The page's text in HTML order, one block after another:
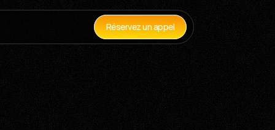
Réservez un appel